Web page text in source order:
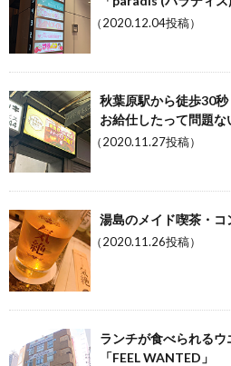
（2020.12.04投稿）
秋葉原駅から徒歩30
お給仕したって問題な
（2020.11.27投稿）
湯島のメイド喫茶・コ
（2020.11.26投稿）
ランチが食べられる
「FEEL WANTED」